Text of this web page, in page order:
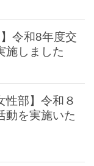
令和8年度交
施しました
性部】令和８
動を実施いた